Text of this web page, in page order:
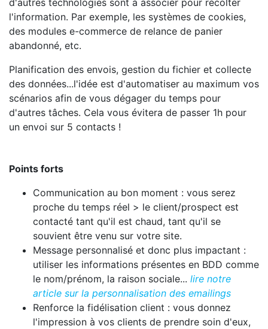
l'information. Par exemple, les systèmes de cookies,
des modules e-commerce de relance de panier
abandonné, etc.
Planification des envois, gestion du fichier et collecte
des données...l'idée est d'automatiser au maximum vos
scénarios afin de vous dégager du temps pour
d'autres tâches. Cela vous évitera de passer 1h pour
un envoi sur 5 contacts !
Points forts
Communication au bon moment : vous serez
proche du temps réel > le client/prospect est
contacté tant qu'il est chaud, tant qu'il se
souvient être venu sur votre site.
Message personnalisé et donc plus impactant :
utiliser les informations présentes en BDD comme
le nom/prénom, la raison sociale... lire notre
article sur la personnalisation des emailings
Renforce la fidélisation client : vous donnez
l'impression à vos clients de prendre soin d'eux,